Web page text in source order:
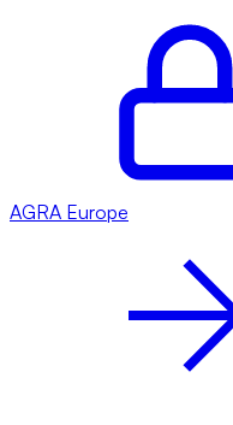
AGRA Europe